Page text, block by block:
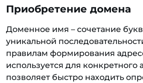
Приобретение домена
Доменное имя – сочетание
уникальной
правилам формирования
используется для конкретного
позволяет быстро находить